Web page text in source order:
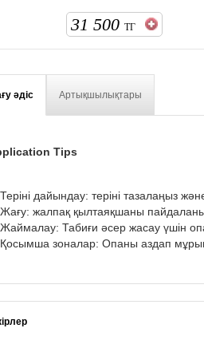
31 500 ТГ
әдіс Артықшылықтары
Tips
дайындау: теріні тазалаңыз
жалпақ қылтаяқшаны
Табиғи әсер жасау үшін
зоналар: Опаны аздап